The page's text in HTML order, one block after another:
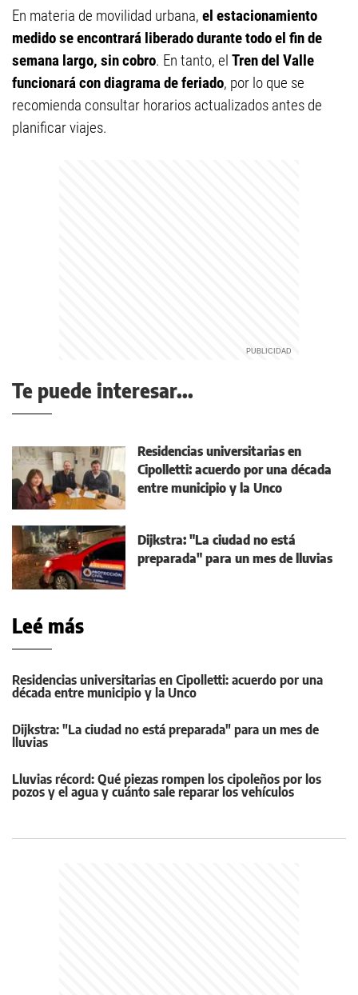
En materia de movilidad urbana, el estacionamiento
medido se encontrará liberado durante todo el fin de
semana largo, sin cobro. En tanto, el Tren del Valle
funcionará con diagrama de feriado, por lo que se
recomienda consultar horarios actualizados antes de
planificar viajes.
Te puede interesar...
Residencias universitarias en
Cipolletti: acuerdo por una década
entre municipio y la Unco
Dijkstra: "La ciudad no está
preparada" para un mes de lluvias
Leé más
Residencias universitarias en Cipolletti: acuerdo por una
década entre municipio y la Unco
Dijkstra: "La ciudad no está preparada" para un mes de
lluvias
Lluvias récord: Qué piezas rompen los cipoleños por los
pozos y el agua y cuánto sale reparar los vehículos